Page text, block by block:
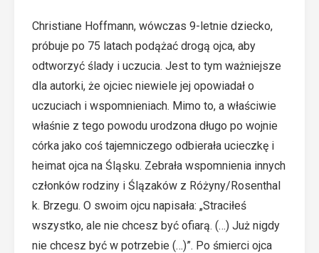
Christiane Hoffmann, wówczas 9-letnie dziecko,
próbuje po 75 latach podążać drogą ojca, aby
odtworzyć ślady i uczucia. Jest to tym ważniejsze
dla autorki, że ojciec niewiele jej opowiadał o
uczuciach i wspomnieniach. Mimo to, a właściwie
właśnie z tego powodu urodzona długo po wojnie
córka jako coś tajemniczego odbierała ucieczkę i
heimat ojca na Śląsku. Zebrała wspomnienia innych
członków rodziny i Ślązaków z Różyny/Rosenthal
k. Brzegu. O swoim ojcu napisała: „Straciłeś
wszystko, ale nie chcesz być ofiarą. (…) Już nigdy
nie chcesz być w potrzebie (…)”. Po śmierci ojca